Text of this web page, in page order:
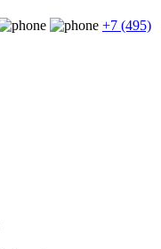
+7 (495)